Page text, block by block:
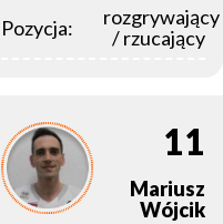
Pozycja:
rozgrywający
/ rzucający
11
Mariusz
Wójcik